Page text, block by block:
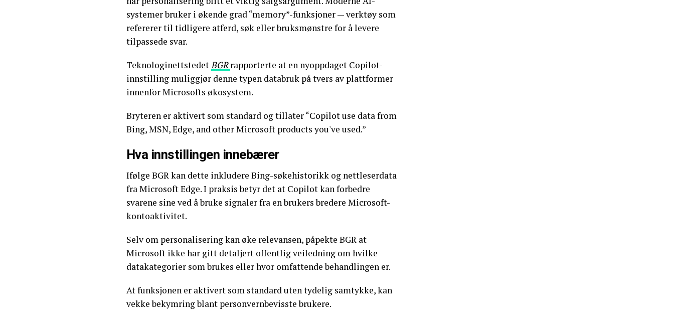
systemer bruker i økende grad “memory”-funksjoner — verktøy som
refererer til tidligere atferd, søk eller bruksmønstre for å levere
tilpassede svar.
TeknologinettstedetBGRrapporterte at en nyoppdaget Copilot-
innstilling muliggjør denne typen databruk på tvers av plattformer
innenfor Microsofts økosystem.
Bryteren er aktivert som standard og tillater “Copilot use data from
Bing, MSN, Edge, and other Microsoft products you've used.”
Hva innstillingen innebærer
Ifølge BGR kan dette inkludere Bing-søkehistorikk og nettleserdata
fra Microsoft Edge. I praksis betyr det at Copilot kan forbedre
svarene sine ved å bruke signaler fra en brukers bredere Microsoft-
kontoaktivitet.
Selv om personalisering kan øke relevansen, påpekte BGR at
Microsoft ikke har gitt detaljert offentlig veiledning om hvilke
datakategorier som brukes eller hvor omfattende behandlingen er.
At funksjonen er aktivert som standard uten tydelig samtykke, kan
vekke bekymring blant personvernbevisste brukere.